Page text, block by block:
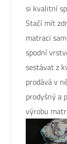
si kvalitní
Stačí mít
matraci
spodní
sestávat z
prodává v
prodyšný a
výrobu